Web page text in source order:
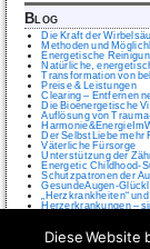
Blog
Die Kraft der
Methoden und
Energetische
Natürliche,
Transformation von
Preise & Leistungen
Clearing – Entfernen
Die Bioenergetische
Auflösung von
Der SelbstLiebe mehr
Väterliche Fürsorge
Unterstützung der
Energetic Childhood-
Schutzpatronen der
GesundeAugen-
„Herzkrankheiten“
Herzerkrankungen –
Diese Website